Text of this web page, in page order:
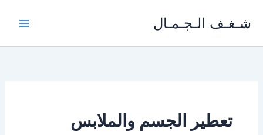
شـغـف الـجـمـال
تعطير الجسم والملابس